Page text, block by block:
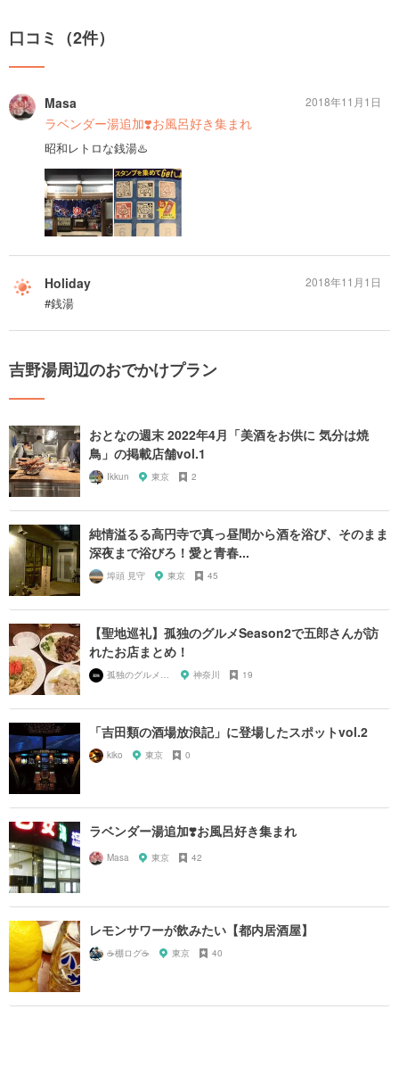
口コミ（2件）
Masa
ラベンダー湯追加❣️お風呂好き集まれ
昭和レトロな銭湯♨️
2018年11月1日
Holiday
#銭湯
2018年11月1日
吉野湯周辺のおでかけプラン
おとなの週末 2022年4月「美酒をお供に 気分は焼
鳥」の掲載店舗vol.1
Ikkun 東京 2
純情溢るる高円寺で真っ昼間から酒を浴び、そのまま
深夜まで浴びろ！愛と青春...
埠頭 見守 東京 45
【聖地巡礼】孤独のグルメSeason2で五郎さんが訪
れたお店まとめ！
孤独のグルメ大好き芸人 神奈川 19
「吉田類の酒場放浪記」に登場したスポットvol.2
kiko 東京 0
ラベンダー湯追加❣️お風呂好き集まれ
Masa 東京 42
レモンサワーが飲みたい【都内居酒屋】
☕️棚ログ☕️ 東京 40